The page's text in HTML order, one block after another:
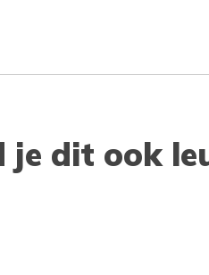
je dit ook